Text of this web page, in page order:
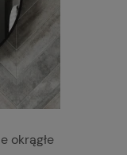
okrągłe